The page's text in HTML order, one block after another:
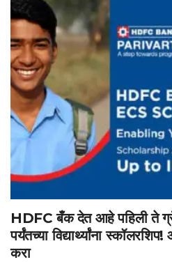
HDFC बँक देत आहे पहिली ते
पर्यंतच्या विद्यार्थ्यांना
करा